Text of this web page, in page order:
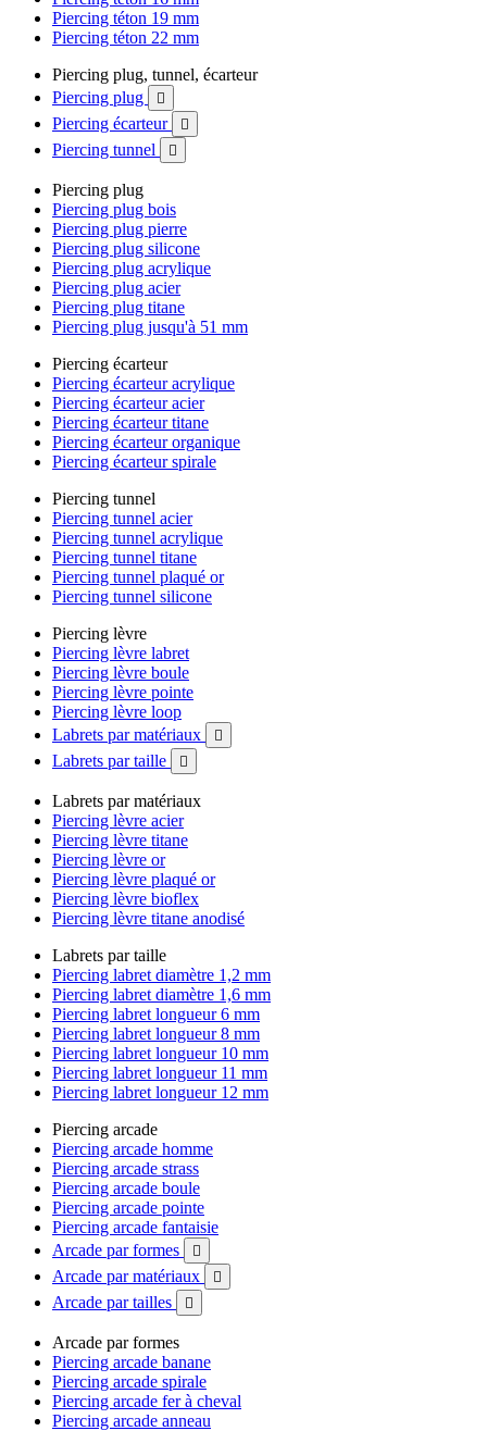
Piercing téton 19 mm
Piercing téton 22 mm
Piercing plug, tunnel, écarteur
Piercing plug

Piercing écarteur 
Piercing tunnel 
Piercing plug
Piercing plug bois
Piercing plug pierre
Piercing plug silicone
Piercing plug acrylique
Piercing plug acier
Piercing plug titane
Piercing plug jusqu'à 51 mm
Piercing écarteur
Piercing écarteur acrylique
Piercing écarteur acier
Piercing écarteur titane
Piercing écarteur organique
Piercing écarteur spirale
Piercing tunnel
Piercing tunnel acier
Piercing tunnel acrylique
Piercing tunnel titane
Piercing tunnel plaqué or
Piercing tunnel silicone
Piercing lèvre
Piercing lèvre labret
Piercing lèvre boule
Piercing lèvre pointe
Piercing lèvre loop
Labrets par matériaux

Labrets par taille 
Labrets par matériaux
Piercing lèvre acier
Piercing lèvre titane
Piercing lèvre or
Piercing lèvre plaqué or
Piercing lèvre bioflex
Piercing lèvre titane anodisé
Labrets par taille
Piercing labret diamètre 1,2 mm
Piercing labret diamètre 1,6 mm
Piercing labret longueur 6 mm
Piercing labret longueur 8 mm
Piercing labret longueur 10 mm
Piercing labret longueur 11 mm
Piercing labret longueur 12 mm
Piercing arcade
Piercing arcade homme
Piercing arcade strass
Piercing arcade boule
Piercing arcade pointe
Piercing arcade fantaisie
Arcade par formes

Arcade par matériaux 
Arcade par tailles 
Arcade par formes
Piercing arcade banane
Piercing arcade spirale
Piercing arcade fer à cheval
Piercing arcade anneau